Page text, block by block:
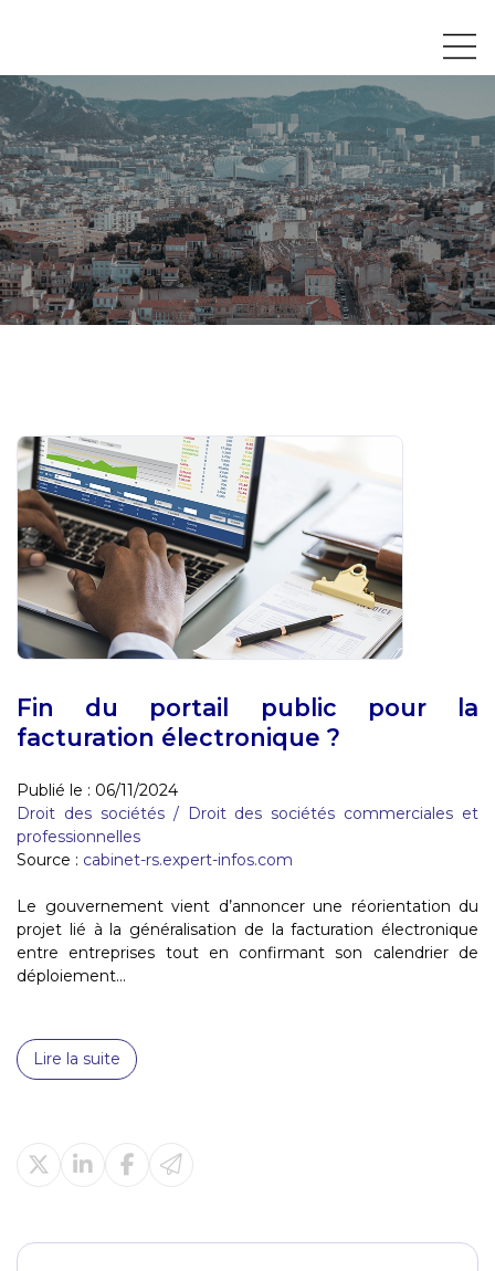
Fin du portail public pour la
facturation électronique ?
Publié le : 06/11/2024
Droit des sociétés/ Droit des sociétés commerciales et
professionnelles
Source : cabinet-rs.expert-infos.com
Le gouvernement vient d’annoncer une réorientation du
projet lié à la généralisation de la facturation électronique
entre entreprises tout en confirmant son calendrier de
déploiement...
Lire la suite